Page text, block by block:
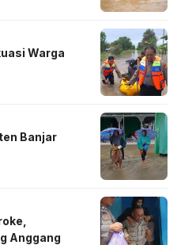
Warga
Banjar
Anggang